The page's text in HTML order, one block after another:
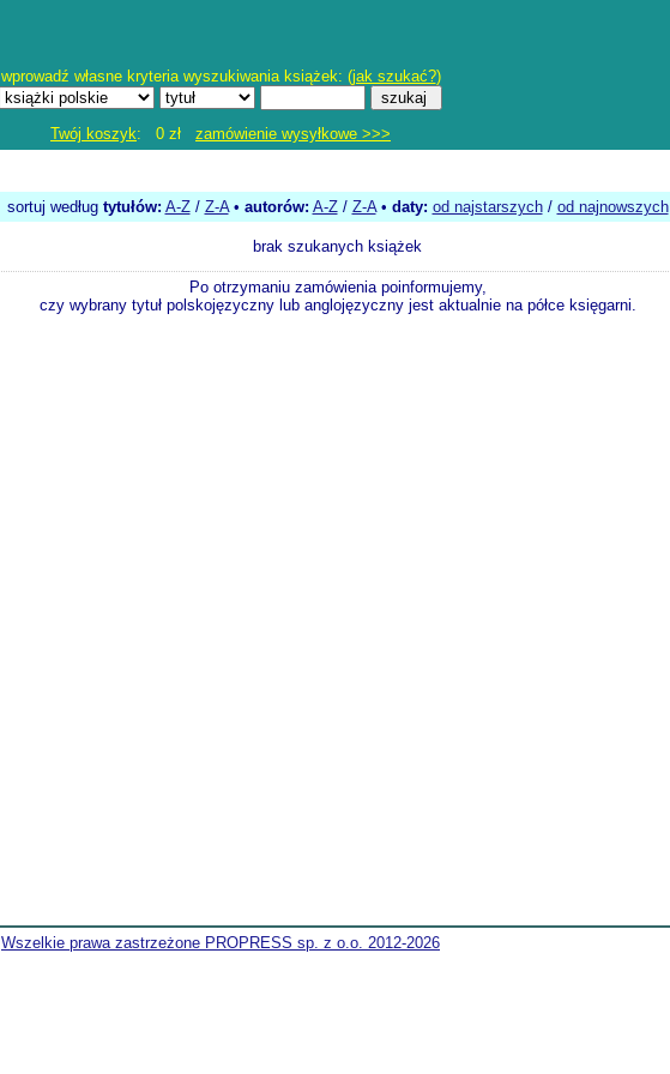
wprowadź własne kryteria wyszukiwania książek: (jak szukać?)
Twój koszyk: 0 zł zamówienie wysyłkowe >>>
sortuj według tytułów: A-Z/ Z-A• autorów: A-Z/ Z-A• daty: od najstarszych/ od najnowszych
brak szukanych książek
Po otrzymaniu zamówienia poinformujemy,
czy wybrany tytuł polskojęzyczny lub anglojęzyczny jest aktualnie na półce księgarni.
Wszelkie prawa zastrzeżone PROPRESS sp. z o.o. 2012-2026